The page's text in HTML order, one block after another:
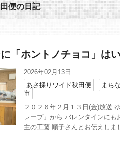
便の日記
「ホントノチョコ」は
2026年02月13日
あさ採りワイド秋田便
まち
市
２０２６年２月１３日(金)放送
レープ」から バレンタインに
主の工藤 順子さんとお伝えしま